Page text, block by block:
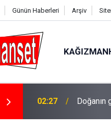
Günün Haberleri Arşiv
02:24